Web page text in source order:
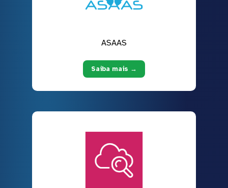
ASAAS
Saiba mais →